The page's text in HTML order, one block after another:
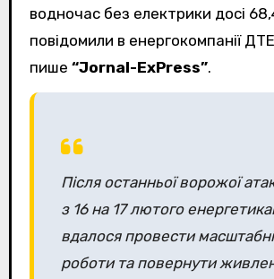
водночас без електрики досі
повідомили в енергокомпанії
пише “Jornal-ExPress”.
Після останньої ворожої
з 16 на 17 лютого
вдалося провести масштабні
роботи та повернути